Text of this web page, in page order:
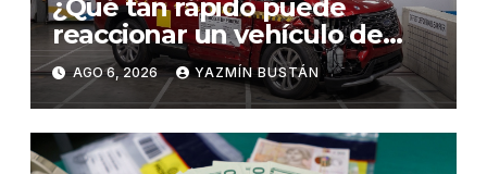
¿Qué tan rápido puede
reaccionar un vehículo de
lujo ante una emergencia?
AGO 6, 2026 YAZMÍN BUSTÁN